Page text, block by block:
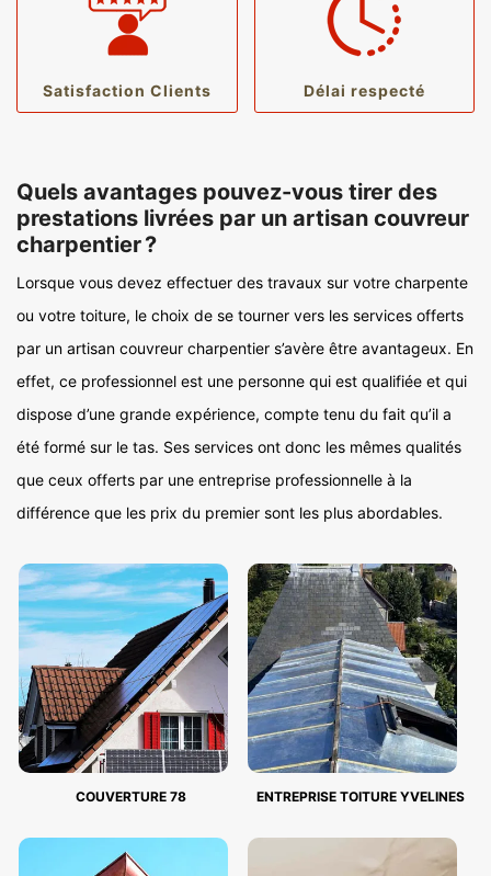
Satisfaction Clients Délai respecté
Quels avantages pouvez-vous tirer des
prestations livrées par un artisan couvreur
charpentier ?
Lorsque vous devez effectuer des travaux sur votre charpente
ou votre toiture, le choix de se tourner vers les services offerts
par un artisan couvreur charpentier s’avère être avantageux. En
effet, ce professionnel est une personne qui est qualifiée et qui
dispose d’une grande expérience, compte tenu du fait qu’il a
été formé sur le tas. Ses services ont donc les mêmes qualités
que ceux offerts par une entreprise professionnelle à la
différence que les prix du premier sont les plus abordables.
COUVERTURE 78 ENTREPRISE TOITURE YVELINES